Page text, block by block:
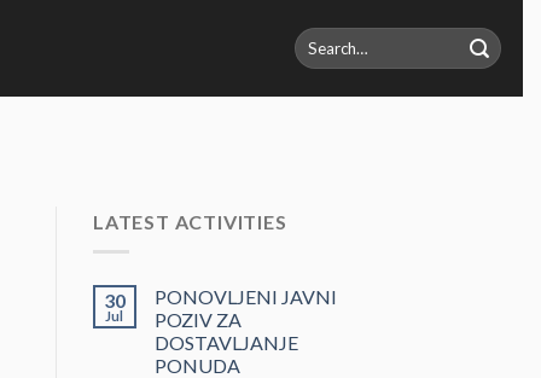
Search
for:
LATEST ACTIVITIES
30
Jul
PONOVLJENI JAVNI
POZIV ZA
DOSTAVLJANJE
PONUDA